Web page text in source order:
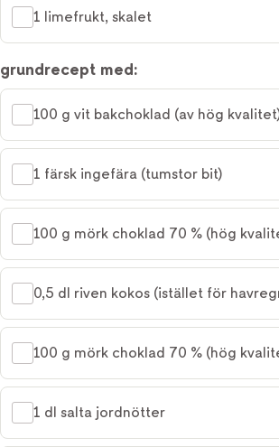
1 limefrukt, skalet
grundrecept med:
100 g vit bakchoklad (av hög
1 färsk ingefära (tumstor bit)
100 g mörk choklad 70 % (hög
0,5 dl riven kokos (istället för
100 g mörk choklad 70 % (hög
1 dl salta jordnötter